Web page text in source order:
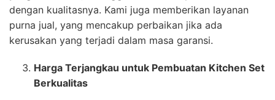
dengan kualitasnya. Kami juga memberikan layanan
purna jual, yang mencakup perbaikan jika ada
kerusakan yang terjadi dalam masa garansi.
Harga Terjangkau untuk Pembuatan Kitchen Set
Berkualitas